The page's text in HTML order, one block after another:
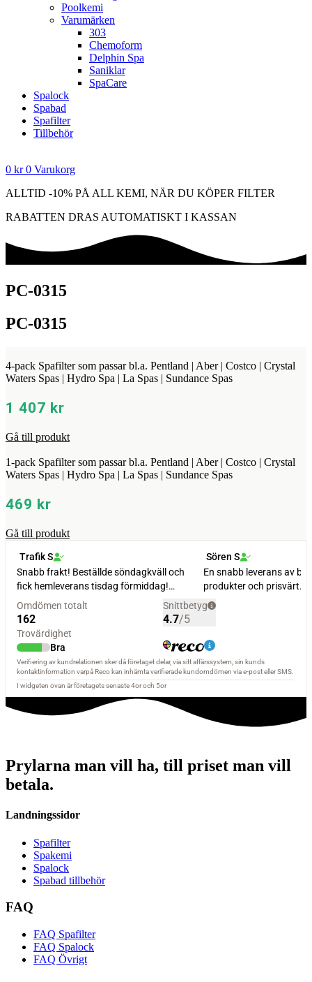
Poolkemi
Varumärken
303
Chemoform
Delphin Spa
Saniklar
SpaCare
Spalock
Spabad
Spafilter
Tillbehör
0 kr 0 Varukorg
ALLTID -10% PÅ ALL KEMI, NÄR DU KÖPER FILTER
RABATTEN DRAS AUTOMATISKT I KASSAN
PC-0315
PC-0315
4-pack Spafilter som passar bl.a. Pentland | Aber | Costco | Crystal
Waters Spas | Hydro Spa | La Spas | Sundance Spas
1 407 kr
Gå till produkt
1-pack Spafilter som passar bl.a. Pentland | Aber | Costco | Crystal
Waters Spas | Hydro Spa | La Spas | Sundance Spas
469 kr
Gå till produkt
Prylarna man vill ha, till priset man vill
betala.
Landningssidor
Spafilter
Spakemi
Spalock
Spabad tillbehör
FAQ
FAQ Spafilter
FAQ Spalock
FAQ Övrigt